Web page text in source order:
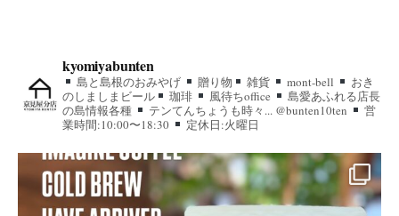
kyomiyabunten
島と島根のおみやげ 贈り物 雑貨 mont-bell
おき
のしましまビール
珈琲 風待ちoffice
島愛あふれる店長
の島情報各種
テンてんちょうも時々... @bunten10ten
営
業時間:10:00〜18:30
定休日:火曜日